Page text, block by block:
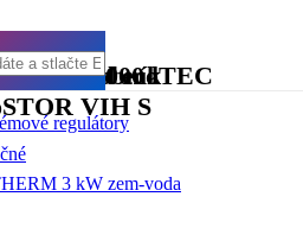
3 kW zem-voda
zásobník
300 l – 2000 l
VIH S
kotol ecoTEC
regulátory